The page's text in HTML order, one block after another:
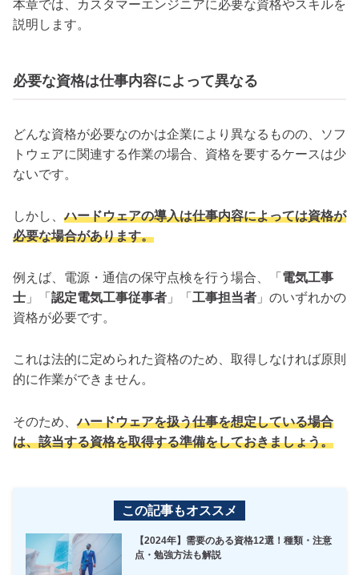
本章では、カスタマーエンジニアに必要な資格やスキルを
説明します。
必要な資格は仕事内容によって異なる
どんな資格が必要なのかは企業により異なるものの、ソフ
トウェアに関連する作業の場合、資格を要するケースは少
ないです。
しかし、ハードウェアの導入は仕事内容によっては資格が
必要な場合があります。
例えば、電源・通信の保守点検を行う場合、「 電気工事
士 」「 認定電気工事従事者 」「 工事担当者 」のいずれかの
資格が必要です。
これは法的に定められた資格のため、取得しなければ原則
的に作業ができません。
そのため、ハードウェアを扱う仕事を想定している場合
は、該当する資格を取得する準備をしておきましょう。
この記事もオススメ
【2024年】需要のある資格12選！種類・注意
点・勉強方法も解説